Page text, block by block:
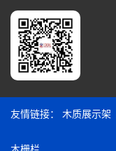
友情链接： 木质展示架